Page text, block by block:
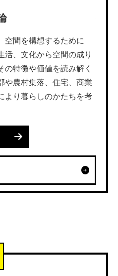
空間を構想するために
活、文化から空間の成り
の特徴や価値を読み解く
や農村集落、住宅、商業
より暮らしのかたちを考